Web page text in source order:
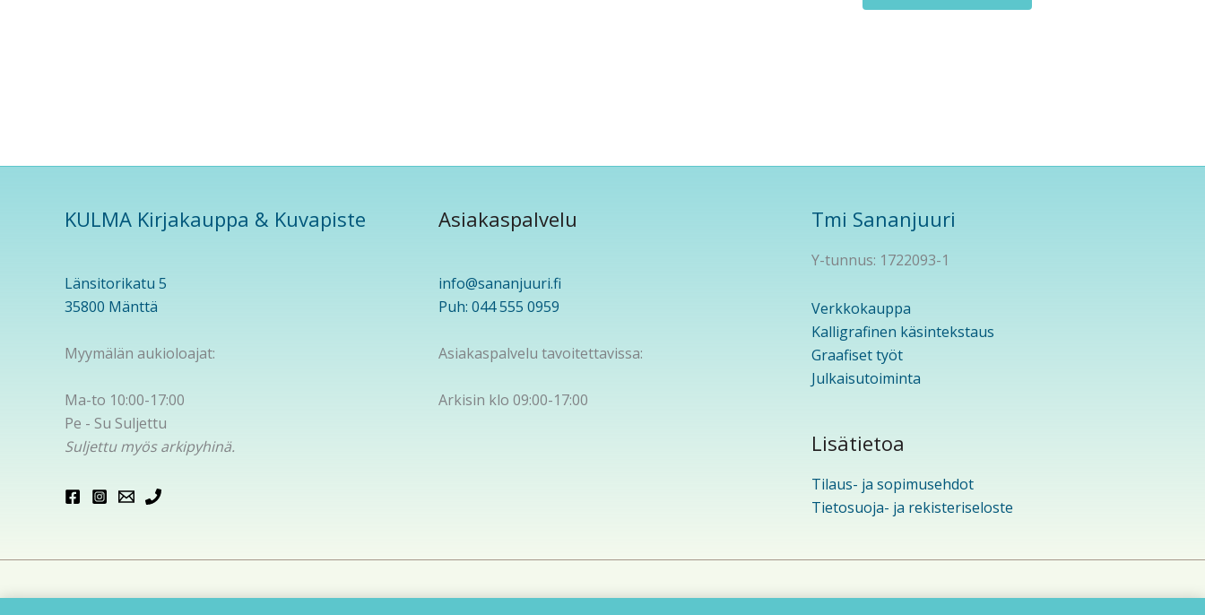
KULMA Kirjakauppa & Kuvapiste
Länsitorikatu 5
35800 Mänttä
Myymälän aukioloajat:
Ma-to 10:00-17:00
Pe - Su Suljettu
Suljettu myös arkipyhinä.
Asiakaspalvelu
info@sananjuuri.fi
Puh: 044 555 0959
Asiakaspalvelu tavoitettavissa:
Arkisin klo 09:00-17:00
Tmi Sananjuuri
Y-tunnus: 1722093-1
Verkkokauppa
Kalligrafinen käsintekstaus
Graafiset työt
Julkaisutoiminta
Lisätietoa
Tilaus- ja sopimusehdot
Tietosuoja- ja rekisteriseloste